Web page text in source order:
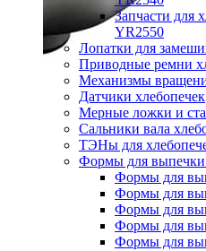
Запчасти для
YR2550
Лопатки для
Приводные ремни
Механизмы
Датчики хлебопечек
Мерные ложки и
Сальники вала
ТЭНы для
Формы для выпечки
Формы для
Формы для
Формы для
Формы для
Формы для